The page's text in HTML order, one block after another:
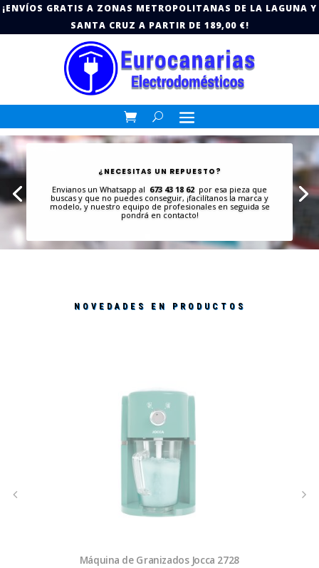
¡ENVÍOS GRATIS A ZONAS METROPOLITANAS DE LA LAGUNA Y
SANTA CRUZ A PARTIR DE 189,00 €!
¿NECESITAS UN REPUESTO?
Envianos un Whatsapp al 673 43 18 62 por esa pieza que
buscas y que no puedes conseguir, ¡facilítanos la marca y
modelo, y nuestro equipo de profesionales en seguida se
pondrá en contacto!
NOVEDADES EN PRODUCTOS
Máquina de Granizados Jocca 2728